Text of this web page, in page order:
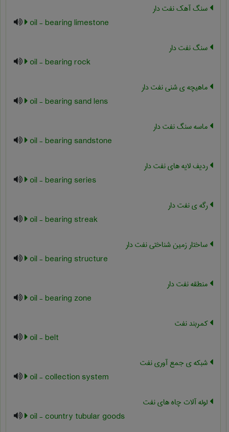
سنگ آهک نفت دار
oil - bearing limestone
سنگ نفت دار
oil - bearing rock
ماهیچه ی شنی نفت دار
oil - bearing sand lens
ماسه سنگ نفت دار
oil - bearing sandstone
ردیف لایه های نفت دار
oil - bearing series
رگه ی نفت دار
oil - bearing streak
ساختار زمین شناختی نفت دار
oil - bearing structure
منطقه نفت دار
oil - bearing zone
کمربند نفت
oil - belt
شبکه ی جمع آوری نفت
oil - collection system
لوله آلات چاه های نفت
oil - country tubular goods